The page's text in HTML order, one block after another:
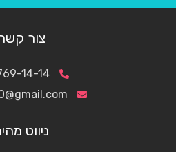
צור
14-14
ניווט